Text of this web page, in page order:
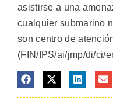
asistirse a una
cualquier submarino
son centro de
(FIN/IPS/ai/jmp/di/ci/